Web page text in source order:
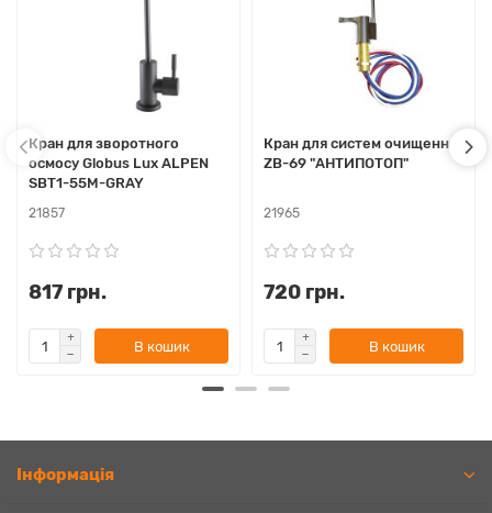
Кран для зворотного
осмосу Globus Lux ALPEN
SBT1-55M-GRAY
21857
817 грн.
В кошик
Кран для систем очищення
ZB-69 "АНТИПОТОП"
21965
720 грн.
В кошик
Iнформація